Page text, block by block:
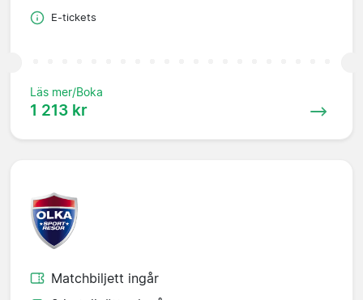
E-tickets
Läs mer/Boka
1 213 kr
Matchbiljett ingår